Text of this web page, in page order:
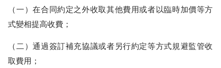
（一）在合同約定之外收取其他費用或者以臨時加價等方
式變相提高收費；
（二）通過簽訂補充協議或者另行約定等方式規避監管收
取費用；